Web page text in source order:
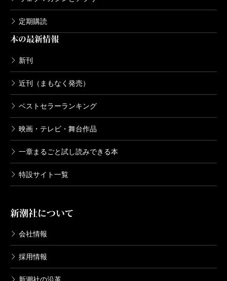
定期購読
本の最新情報
新刊
近刊（まもなく発売）
ベストセラーランキング
映画・テレビ・舞台作品
一章まるごと試し読みできる本
特設サイト一覧
新潮社について
会社情報
採用情報